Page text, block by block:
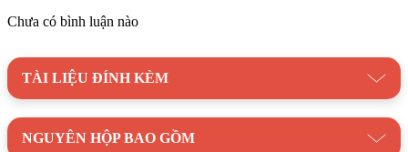
Chưa có bình luận nào
TÀI LIỆU ĐÍNH KÈM
NGUYÊN HỘP BAO GỒM